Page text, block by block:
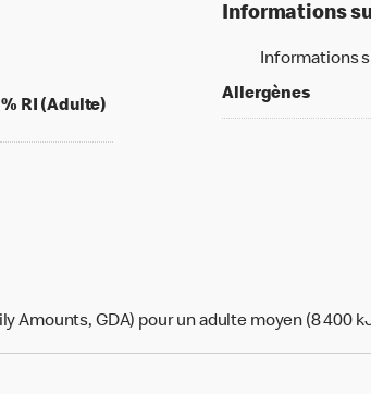
portion
% RI (Adulte) % daily value for an adult
Informations
Informations
Allergènes
Amounts, GDA) pour un adulte moyen (8 400